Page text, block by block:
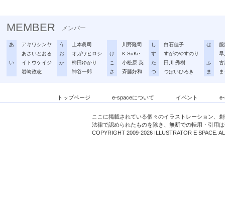
MEMBER メンバー
あ
アキワシンヤ
あさいとおる
い
イトウケイジ
岩崎政志
う
上本眞司
お
オガワヒロシ
か
柿田ゆかり
神谷一郎
川野隆司
け
K-SuKe
こ
小松原 英
さ
斉藤好和
し
白石佳子
す
すがのやすのり
た
田川 秀樹
つ
つぼいひろき
は
早
ふ
古
ま
トップページ e-spaceについて イベント
ここに掲載されている個々のイラストレーション、
法律で認められたものを除き、無断での転用・引用
COPYRIGHT 2009-2026 ILLUSTRATOR E SPACE.